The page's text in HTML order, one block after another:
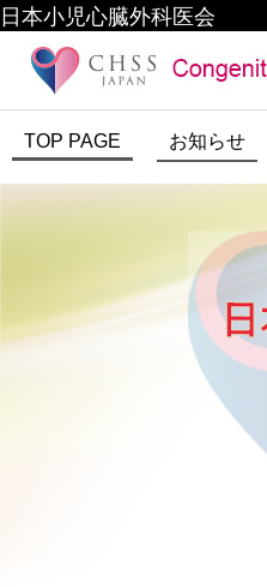
日本小児心臓外科医会
TOP PAGE お知らせ